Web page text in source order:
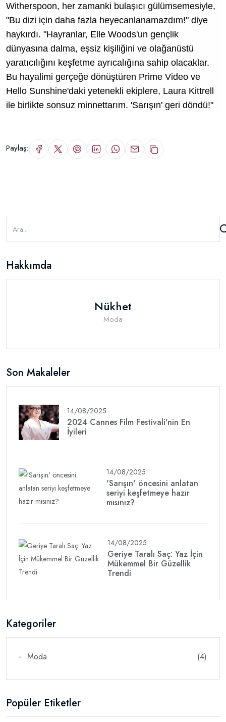
Witherspoon, her zamanki bulaşıcı gülümsemesiyle,
"Bu dizi için daha fazla heyecanlanamazdım!" diye
haykırdı. "Hayranlar, Elle Woods'un gençlik
dünyasına dalma, eşsiz kişiliğini ve olağanüstü
yaratıcılığını keşfetme ayrıcalığına sahip olacaklar.
Bu hayalimi gerçeğe dönüştüren Prime Video ve
Hello Sunshine'daki yetenekli ekiplere, Laura Kittrell
ile birlikte sonsuz minnettarım. 'Sarışın' geri döndü!"
Paylaş:
Hakkımda
Nükhet
Moda
Son Makaleler
14/08/2025
2024 Cannes Film Festivali'nin En
İyileri
14/08/2025
'Sarışın' öncesini anlatan
seriyi keşfetmeye hazır
mısınız?
14/08/2025
Geriye Taralı Saç: Yaz İçin
Mükemmel Bir Güzellik
Trendi
Kategoriler
Moda (4)
Popüler Etiketler